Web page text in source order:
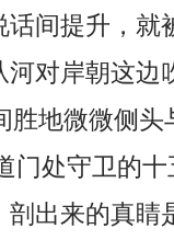
间提升，就
对岸朝这边
胜地微微侧
门处守卫的
出来的真睛